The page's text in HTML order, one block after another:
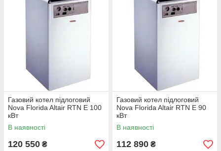
Газовий котел підлоговий
Nova Florida Altair RTN E 100
кВт
В наявності
120 550 ₴
Газовий котел підлоговий
Nova Florida Altair RTN E 90
кВт
В наявності
112 890 ₴